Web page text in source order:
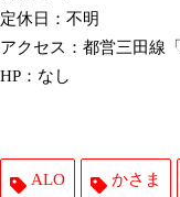
定休日：不明
アクセス：都営三田線
HP：なし
ALO かさま